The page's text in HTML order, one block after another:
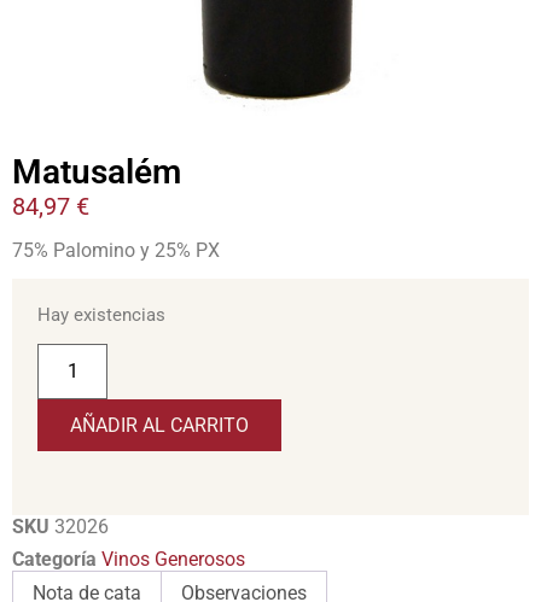
Matusalém
84,97 €
75% Palomino y 25% PX
Hay existencias
AÑADIR AL CARRITO
SKU 32026
Categoría Vinos Generosos
Nota de cata
Observaciones